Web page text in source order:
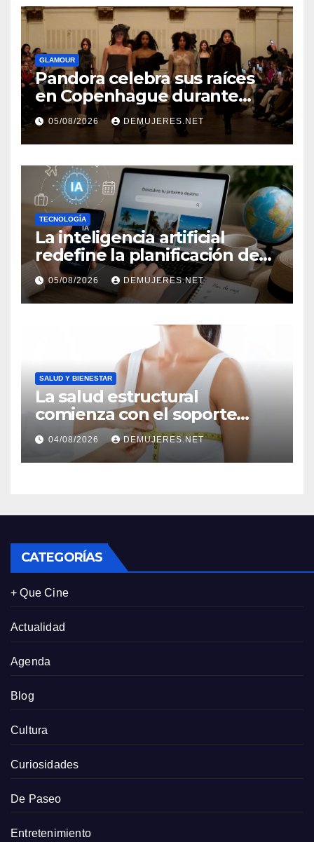
GLAMOUR
Pandora celebra sus raíces
en Copenhague durante
Copenhagen Fashion Week a
través de alianzas creativas
05/08/2026 DEMUJERES.NET
TECNOLOGÍA
La inteligencia artificial
redefine la planificación de
viajes: Los huéspedes
centran sus decisiones y
expectativas enfocándose en
experiencias auténticas y
personalizadas
05/08/2026 DEMUJERES.NET
SALUD Y BIENESTAR
La salud estructural
comienza con el soporte
correcto: Caprice revela el
impacto de la lencería en la
salud física de las mujeres
04/08/2026 DEMUJERES.NET
CATEGORÍAS
+ Que Cine
Actualidad
Agenda
Blog
Cultura
Curiosidades
De Paseo
Entretenimiento